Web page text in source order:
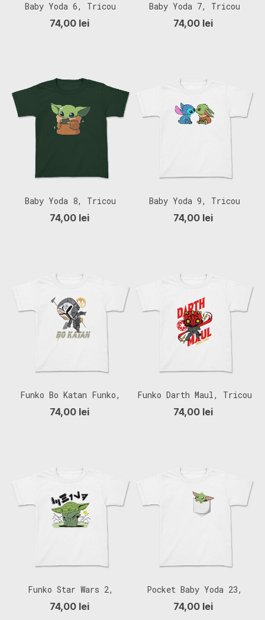
Baby Yoda 6, Tricou
Copii
74,00 lei
Baby Yoda 7, Tricou
Copii
74,00 lei
Baby Yoda 8, Tricou
Copii
74,00 lei
Baby Yoda 9, Tricou
Copii
74,00 lei
Funko Bo Katan Funko,
Tricou Copii
74,00 lei
Funko Darth Maul, Tricou
Copii
74,00 lei
Funko Star Wars 2,
Tricou Copii
74,00 lei
Pocket Baby Yoda 23,
Tricou Copii
74,00 lei